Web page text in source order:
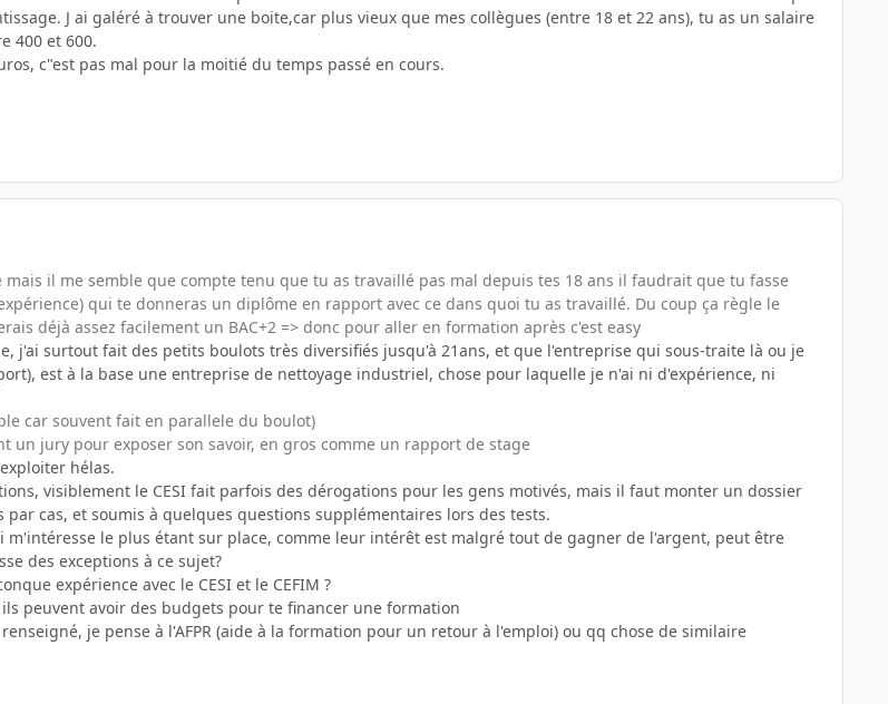
J ai galéré à trouver une boite,car plus vieux que mes collègues (entre 18 et 22 ans), tu as un salaire
400 et 600.
c"est pas mal pour la moitié du temps passé en cours.
mais il me semble que compte tenu que tu as travaillé pas mal depuis tes 18 ans il faudrait que tu fasse
qui te donneras un diplôme en rapport avec ce dans quoi tu as travaillé. Du coup ça règle le
déjà assez facilement un BAC+2 => donc pour aller en formation après c'est easy
j'ai surtout fait des petits boulots très diversifiés jusqu'à 21ans, et que l'entreprise qui sous-traite là ou je
est à la base une entreprise de nettoyage industriel, chose pour laquelle je n'ai ni d'expérience, ni
car souvent fait en parallele du boulot)
un jury pour exposer son savoir, en gros comme un rapport de stage
hélas.
visiblement le CESI fait parfois des dérogations pour les gens motivés, mais il faut monter un dossier
cas, et soumis à quelques questions supplémentaires lors des tests.
m'intéresse le plus étant sur place, comme leur intérêt est malgré tout de gagner de l'argent, peut être
des exceptions à ce sujet?
expérience avec le CESI et le CEFIM ?
peuvent avoir des budgets pour te financer une formation
je pense à l'AFPR (aide à la formation pour un retour à l'emploi) ou qq chose de similaire